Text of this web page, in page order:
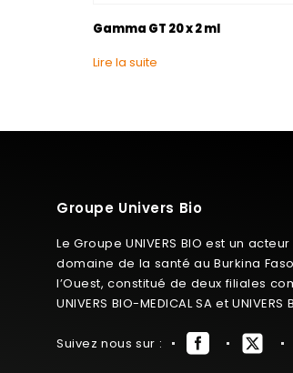
Gamma GT 20 x 2 ml
Lire la suite
Groupe Univers Bio
Le Groupe UNIVERS BIO est un
domaine de la santé au Burkina
l’Ouest, constitué de deux filiales
UNIVERS BIO-MEDICAL SA et UNIVERS
Suivez nous sur :